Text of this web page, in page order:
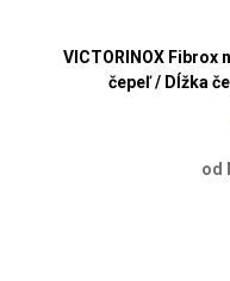
VICTORINOX Fibrox
čepeľ / Dĺžka
od